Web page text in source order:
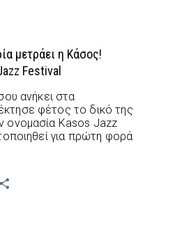
μετράει η Κάσος!
Festival
ανήκει στα
φέτος το δικό της
ονομασία Kasos Jazz
για πρώτη φορά